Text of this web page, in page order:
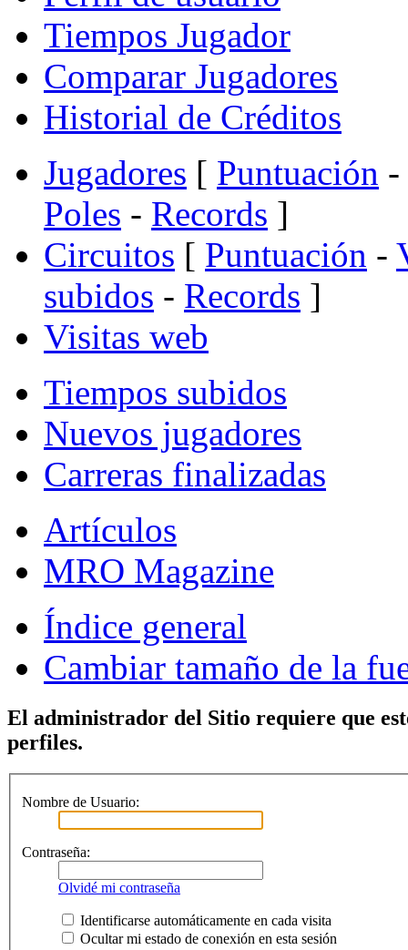
Tiempos Jugador
Comparar Jugadores
Historial de Créditos
Jugadores [ Puntuación -
Poles - Records ]
Circuitos [ Puntuación -
subidos - Records ]
Visitas web
Tiempos subidos
Nuevos jugadores
Carreras finalizadas
Artículos
MRO Magazine
Índice general
Cambiar tamaño de la
El administrador del Sitio requiere que
perfiles.
Nombre de Usuario:
Contraseña:
Olvidé mi contraseña
Identificarse automáticamente en cada visita
Ocultar mi estado de conexión en esta sesión